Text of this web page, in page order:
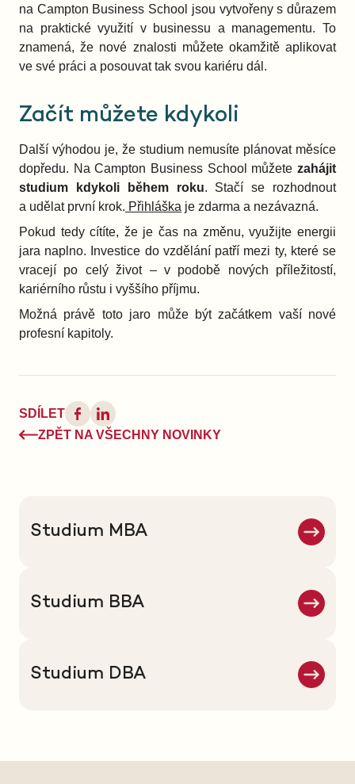
na Campton Business School jsou vytvořeny s důrazem
na praktické využití v businessu a managementu. To
znamená, že nové znalosti můžete okamžitě aplikovat
ve své práci a posouvat tak svou kariéru dál.
Začít můžete kdykoli
Další výhodou je, že studium nemusíte plánovat měsíce
dopředu. Na Campton Business School můžete zahájit
studium kdykoli během roku. Stačí se rozhodnout
a udělat první krok. Přihláška je zdarma a nezávazná.
Pokud tedy cítíte, že je čas na změnu, využijte energii
jara naplno. Investice do vzdělání patří mezi ty, které se
vracejí po celý život – v podobě nových příležitostí,
kariérního růstu i vyššího příjmu.
Možná právě toto jaro může být začátkem vaší nové
profesní kapitoly.
ZPĚT NA VŠECHNY NOVINKY
SDÍLET
Studium MBA
Studium BBA
Studium DBA